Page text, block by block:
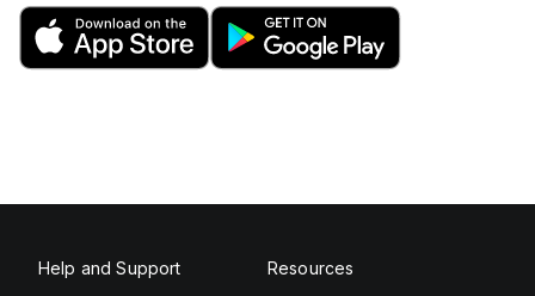
Help and Support Resources